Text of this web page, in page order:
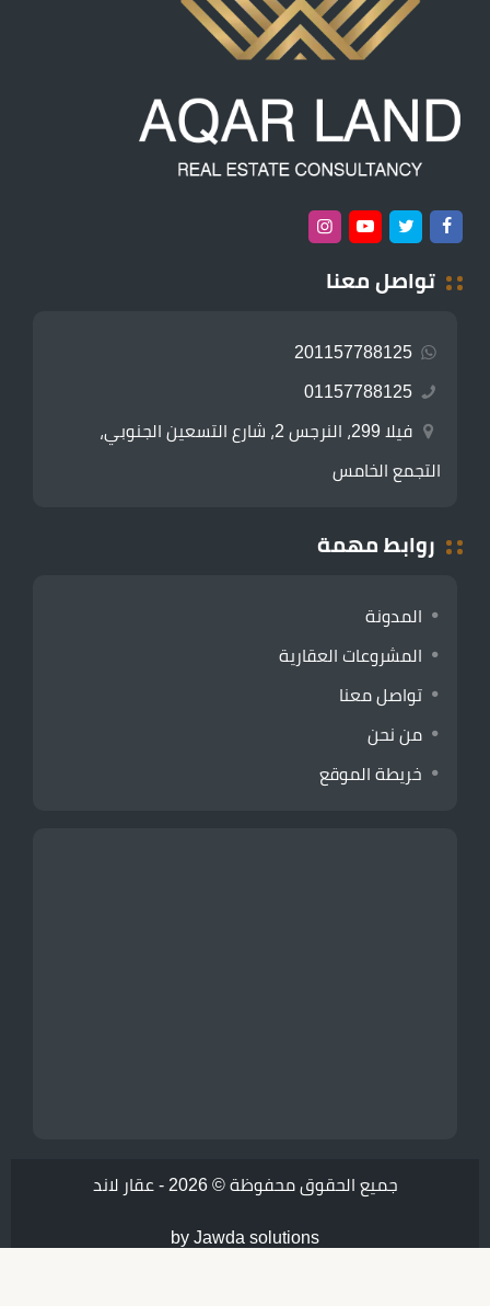
تواصل معنا
201157788125
01157788125
فيلا 299، النرجس 2، شارع التسعين الجنوبي،
التجمع الخامس
روابط مهمة
المدونة
المشروعات العقارية
تواصل معنا
من نحن
خريطة الموقع
جميع الحقوق محفوظة © 2026 - عقار لاند
by Jawda solutions